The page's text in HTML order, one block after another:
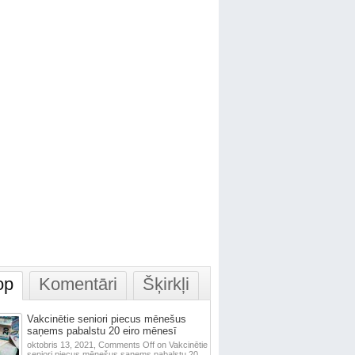
Komentāri Šķirkļi
Vakcinētie seniori piecus mēnešus
saņems pabalstu 20 eiro mēnesī
oktobris 13, 2021, Comments Offon Vakcinētie